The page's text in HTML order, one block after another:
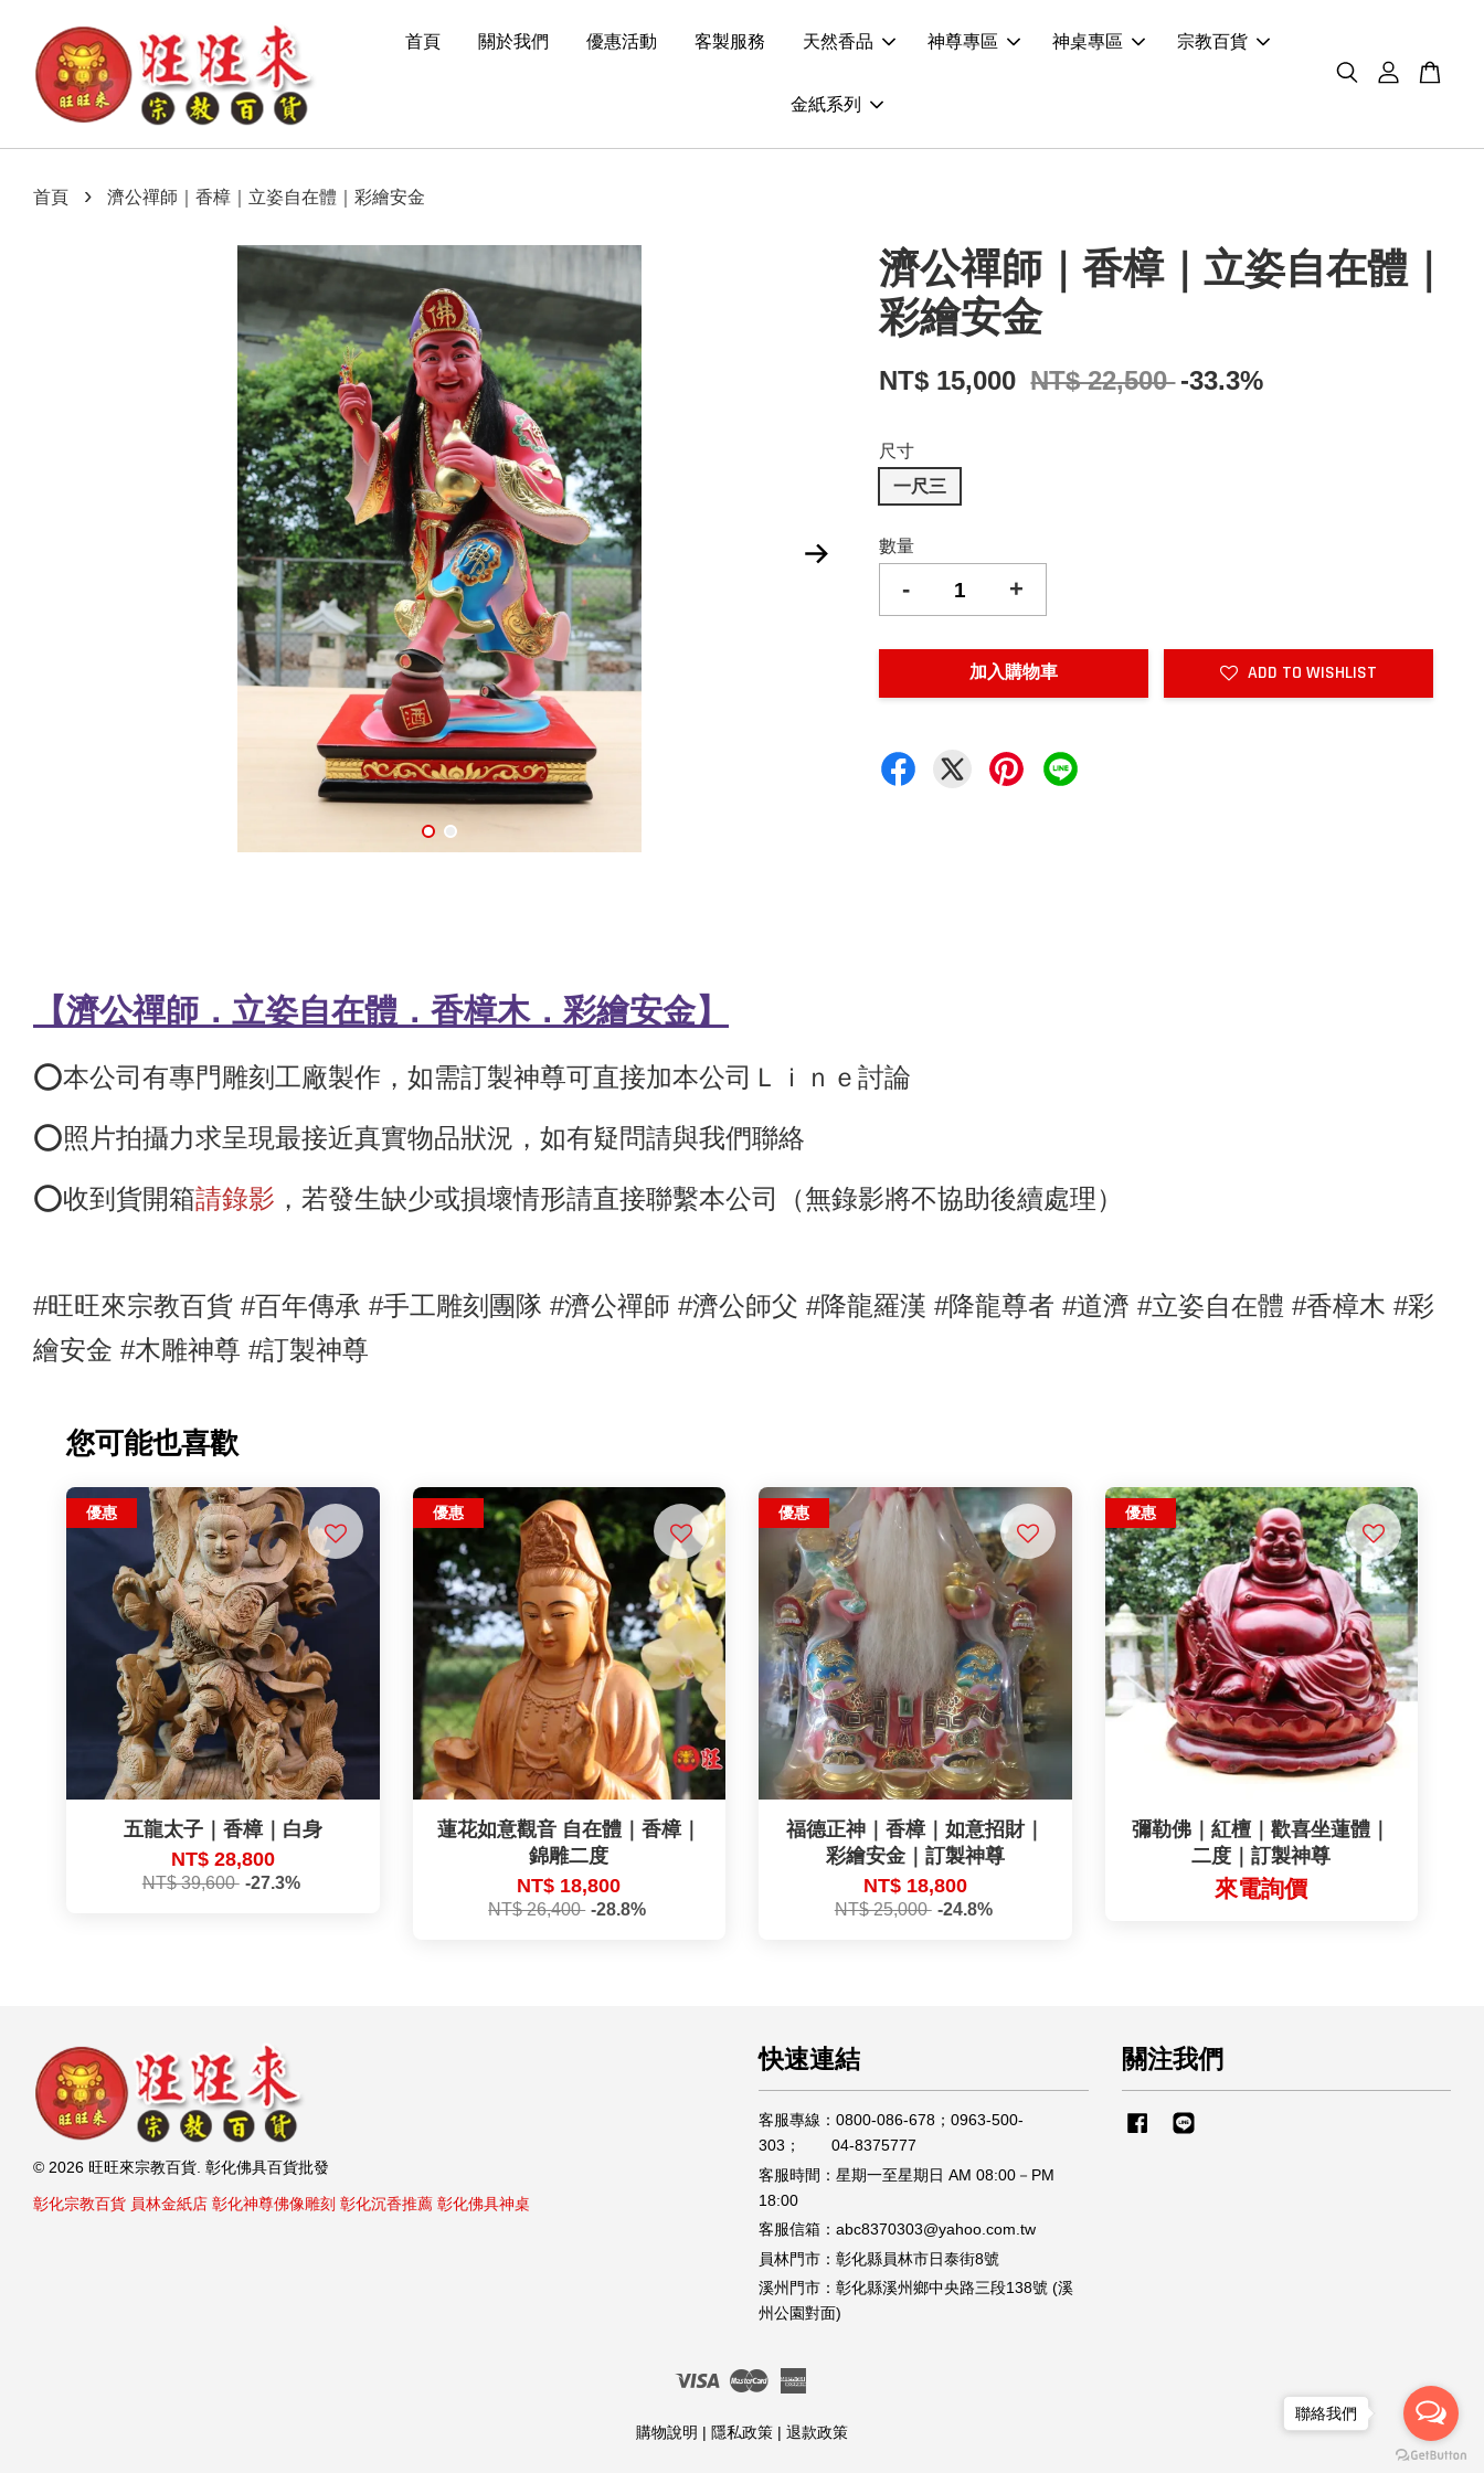
首頁 關於我們 優惠活動 客製服務 天然香品 神尊專區 神桌專區 宗教百貨
金紙系列
首頁 › 濟公禪師｜香樟｜立姿自在體｜彩繪安金
濟公禪師｜香樟｜立姿自在體｜
彩繪安金
NT$ 15,000 NT$ 22,500 -33.3%
尺寸
一尺三
數量
- +
加入購物車 ADD TO WISHLIST
【濟公禪師．立姿自在體．香樟木． 彩繪安金】
⭕️本公司有專門雕刻工廠製作，如需訂製神尊可直接加本公司Ｌｉｎｅ討論
⭕️照片拍攝力求呈現最接近真實物品狀況，如有疑問請與我們聯絡
⭕️收到貨開箱請錄影 ，若發生缺少或損壞情形請直接聯繫本公司（無錄影將不協助後續處理）
#旺旺來宗教百貨 #百年傳承 #手工雕刻團隊 #濟公禪師 #濟公師父 #降龍羅漢 #降龍尊者 #道濟 #立姿自在體 #香樟木 #彩
繪安金 #木雕神尊 #訂製神尊
您可能也喜歡
優惠
五龍太子｜香樟｜白身
NT$ 28,800
NT$ 39,600 -27.3%
優惠
蓮花如意觀音 自在體｜香樟｜
錦雕二度
NT$ 18,800
NT$ 26,400 -28.8%
優惠
福德正神｜香樟｜如意招財｜
彩繪安金｜訂製神尊
NT$ 18,800
NT$ 25,000 -24.8%
優惠
彌勒佛｜紅檀｜歡喜坐蓮體｜
二度｜訂製神尊
來電詢價
© 2026 旺旺來宗教百貨. 彰化佛具百貨批發
彰化宗教百貨 員林金紙店 彰化神尊佛像雕刻 彰化沉香推薦 彰化佛具神桌
快速連結
客服專線：0800-086-678；0963-500-
303； 04-8375777
客服時間：星期一至星期日 AM 08:00－PM
18:00
客服信箱：abc8370303@yahoo.com.tw
員林門市：彰化縣員林市日泰街8號
溪州門市：彰化縣溪州鄉中央路三段138號 (溪
州公園對面)
關注我們
Facebook
Visa Master
購物說明
隱私政策 退款政策
聯絡我們